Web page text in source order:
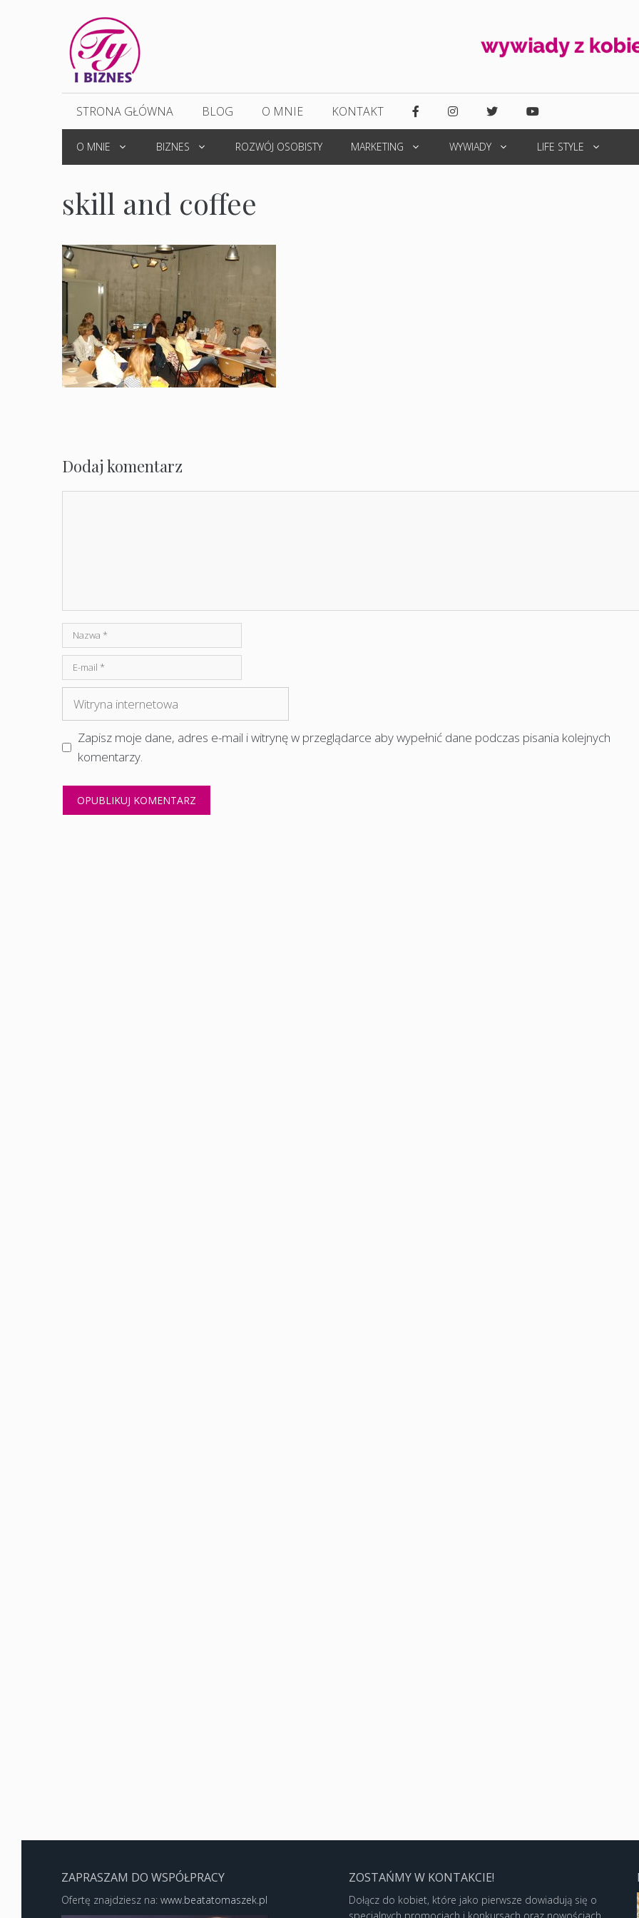
STRONA GŁÓWNA BLOG O MNIE KONTAKT
O MNIE BIZNES ROZWÓJ OSOBISTY MARKETING WYWIADY LIFE STYLE
skill and coffee
Dodaj komentarz
Nazwa
mail
Witryna
internetowa
Zapisz moje dane, adres e-mail i witrynę w przeglądarce aby wypełnić dane podczas pisania kolejnych
komentarzy.
ZAPRASZAM DO WSPÓŁPRACY
Ofertę znajdziesz na: www.beatatomaszek.pl
ZOSTAŃMY W KONTAKCIE!
Dołącz do kobiet, które jako pierwsze dowiadują się o